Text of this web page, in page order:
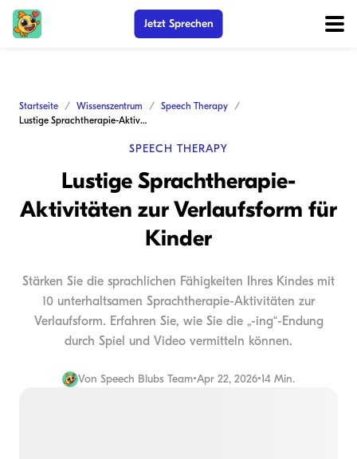
Jetzt Sprechen
Startseite Wissenszentrum
Speech Therapy
Lustige Sprachtherapie-Aktivitäten zur Verlaufsform für Kinder
SPEECH THERAPY
Lustige Sprachtherapie-
Aktivitäten zur Verlaufsform für
Kinder
Stärken Sie die sprachlichen Fähigkeiten Ihres Kindes mit
10 unterhaltsamen Sprachtherapie-Aktivitäten zur
Verlaufsform. Erfahren Sie, wie Sie die „-ing“-Endung
durch Spiel und Video vermitteln können.
Von Speech Blubs Team•Apr 22, 2026•14 Min.